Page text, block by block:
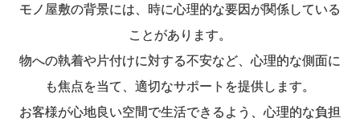
モノ屋敷の背景には、時に心理的な要因が関係している
ことがあります。
物への執着や片付けに対する不安など、心理的な側面に
も焦点を当て、適切なサポートを提供します。
お客様が心地良い空間で生活できるよう、心理的な負担